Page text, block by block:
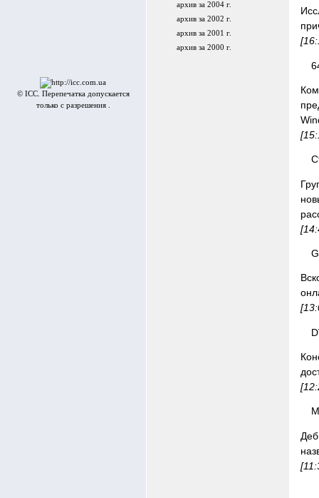
© ICC. Перепечатка допускается
только с разрешения .
архив за 2004 г.
архив за 2002 г.
архив за 2001 г.
архив за 2000 г.